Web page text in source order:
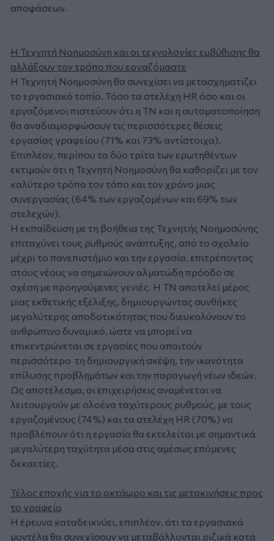
αποφάσεων.
Η Τεχνητή Νοημοσύνη και οι τεχνολογίες εμβύθισης θα
αλλάξουν τον τρόπο που εργαζόμαστε
Η Τεχνητή Νοημοσύνη θα συνεχίσει να μετασχηματίζει
το εργασιακό τοπίο. Τόσο τα στελέχη HR όσο και οι
εργαζόμενοι πιστεύουν ότι η TN και η αυτοματοποίηση
θα αναδιαμορφώσουν τις περισσότερες θέσεις
εργασίας γραφείου (71% και 73% αντίστοιχα).
Επιπλέον, περίπου τα δύο τρίτα των ερωτηθέντων
εκτιμούν ότι η Τεχνητή Νοημοσύνη θα καθορίζει με τον
καλύτερο τρόπο τον τόπο και τον χρόνο μιας
συνεργασίας (64% των εργαζομένων και 69% των
στελεχών).
Η εκπαίδευση με τη βοήθεια της Τεχνητής Νοημοσύνης
επιταχύνει τους ρυθμούς ανάπτυξης, από το σχολείο
μέχρι το πανεπιστήμιο και την εργασία, επιτρέποντας
στους νέους να σημειώνουν αλματώδη πρόοδο σε
σχέση με προηγούμενες γενιές. Η TN αποτελεί μέρος
μιας εκθετικής εξέλιξης, δημιουργώντας συνθήκες
μεγαλύτερης αποδοτικότητας που διευκολύνουν το
ανθρώπινο δυναμικό, ώστε να μπορεί να
επικεντρώνεται σε εργασίες που απαιτούν
περισσότερο τη δημιουργική σκέψη, την ικανότητα
επίλυσης προβλημάτων και την παραγωγή νέων ιδεών.
Ως αποτέλεσμα, οι επιχειρήσεις αναμένεται να
λειτουργούν με ολοένα ταχύτερους ρυθμούς, με τους
εργαζομένους (74%) και τα στελέχη HR (70%) να
προβλέπουν ότι η εργασία θα εκτελείται με σημαντικά
μεγαλύτερη ταχύτητα μέσα στις αμέσως επόμενες
δεκαετίες.
Τέλος εποχής για το οκτάωρο και τις μετακινήσεις προς
το γραφείο
Η έρευνα καταδεικνύει, επιπλέον, ότι τα εργασιακά
μοντέλα θα συνεχίσουν να μεταβάλλονται ριζικά κατά